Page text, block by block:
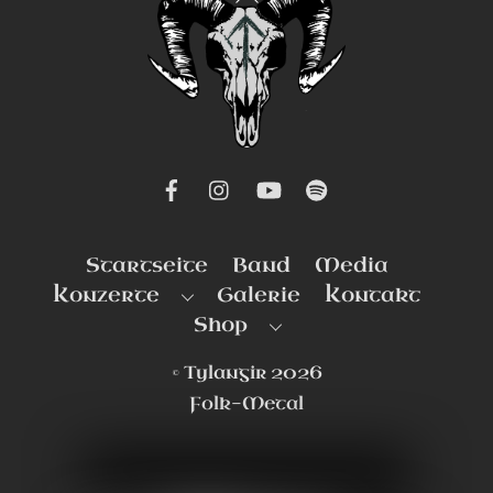
To
Top
Startseite Band
Media
Konzerte
Galerie
Kontakt
Shop
©Tylangir2026
Folk-Metal